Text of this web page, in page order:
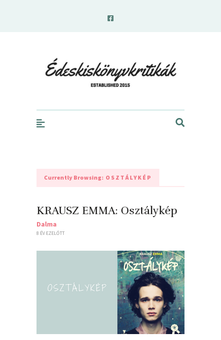
Currently Browsing: OSZTÁLYKÉP
KRAUSZ EMMA: Osztálykép
Dalma
8 ÉV EZELŐTT